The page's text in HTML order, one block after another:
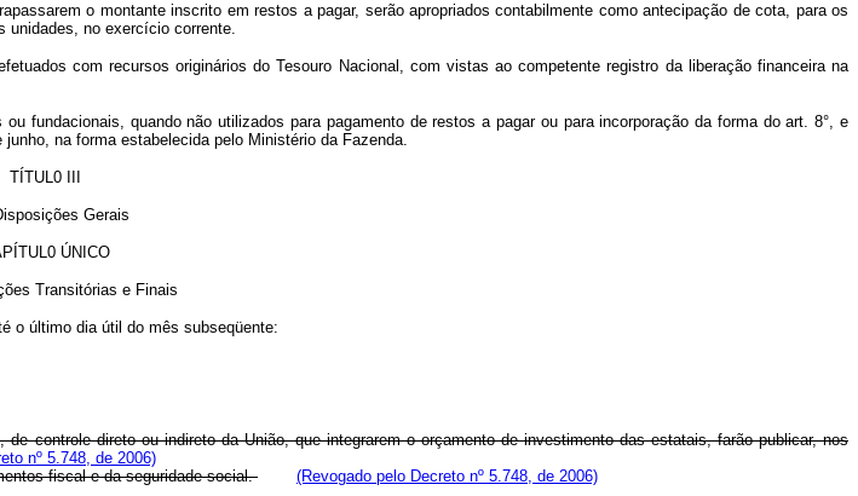
o montante inscrito em restos a pagar, serão apropriados contabilmente como antecipação de cota, para os
unidades, no exercício corrente.
com recursos originários do Tesouro Nacional, com vistas ao competente registro da liberação financeira na
fundacionais, quando não utilizados para pagamento de restos a pagar ou para incorporação da forma do art. 8°, e
na forma estabelecida pelo Ministério da Fazenda.
TÍTUL0 III
Gerais
ÚNICO
Transitórias e Finais
o último dia útil do mês subseqüente:
controle direto ou indireto da União, que integrarem o orçamento de investimento das estatais, farão publicar, nos
nº 5.748, de 2006)
fiscal e da seguridade social.
(Revogado pelo Decreto nº 5.748, de 2006)